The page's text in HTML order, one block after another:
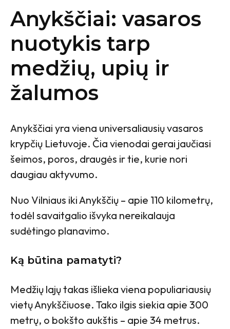
Anykščiai: vasaros
nuotykis tarp
medžių, upių ir
žalumos
Anykščiai yra viena universaliausių vasaros
krypčių Lietuvoje. Čia vienodai gerai jaučiasi
šeimos, poros, draugės ir tie, kurie nori
daugiau aktyvumo.
Nuo Vilniaus iki Anykščių – apie 110 kilometrų,
todėl savaitgalio išvyka nereikalauja
sudėtingo planavimo.
Ką būtina pamatyti?
Medžių lajų takas išlieka viena populiariausių
vietų Anykščiuose. Tako ilgis siekia apie 300
metrų, o bokšto aukštis – apie 34 metrus.